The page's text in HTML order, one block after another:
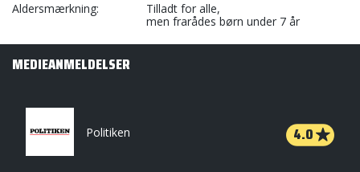
Aldersmærkning
Tilladt for alle,
men frarådes børn under 7 år
MEDIEANMELDELSER
Politiken 4.0